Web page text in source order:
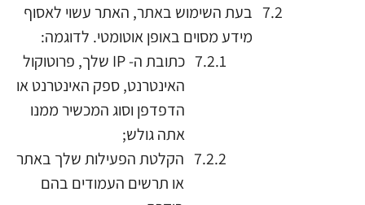
בעת השימוש באתר, האתר עשוי לאסוף
מידע מסוים באופן אוטומטי. לדוגמה:
כתובת ה- IP שלך, פרוטוקול
האינטרנט, ספק האינטרנט או
הדפדפן וסוג המכשיר ממנו
אתה גולש;
הקלטת הפעילות שלך באתר
או תרשים העמודים בהם